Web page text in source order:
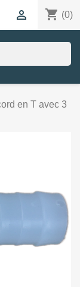
shopping_cart (0)

en T avec 3